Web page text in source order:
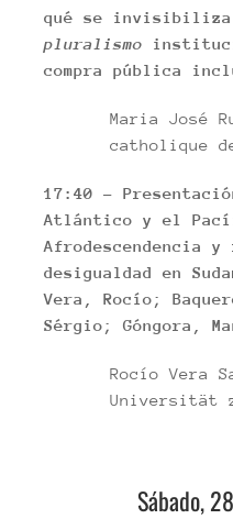
qué se invisibiliza
pluralismo
compra pública
Maria José
catholique
17:40 –
Atlántico y el
Afrodescendencia y
desigualdad en
Vera, Rocío;
Sérgio; Góngora,
Rocío Vera
Universität
Sábado,